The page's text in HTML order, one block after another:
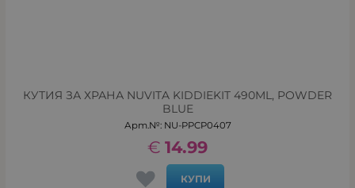
КУТИЯ ЗА ХРАНА NUVITA KIDDIEKIT 490ML, POWDER
BLUE
Арт.№: NU-PPCP0407
14.99
€
КУПИ